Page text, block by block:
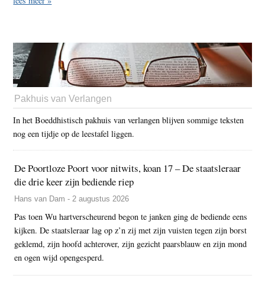
Pakhuis van Verlangen
In het Boeddhistisch pakhuis van verlangen blijven sommige teksten
nog een tijdje op de leestafel liggen.
De Poortloze Poort voor nitwits, koan 17 – De staatsleraar
die drie keer zijn bediende riep
Hans van Dam - 2 augustus 2026
Pas toen Wu hartverscheurend begon te janken ging de bediende eens
kijken. De staatsleraar lag op z’n zij met zijn vuisten tegen zijn borst
geklemd, zijn hoofd achterover, zijn gezicht paarsblauw en zijn mond
en ogen wijd opengesperd.